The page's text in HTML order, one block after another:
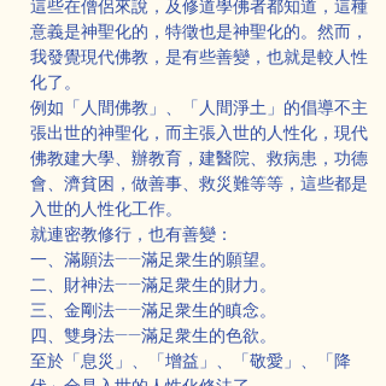
這些在僧侶來說，及修道學佛者都知道，這種
意義是神聖化的，特徵也是神聖化的。然而，
我發覺現代佛教，是有些善變，也就是較人性
化了。
例如「人間佛教」、「人間淨土」的倡導不主
張出世的神聖化，而主張入世的人性化，現代
佛教建大學、辦教育，建醫院、救病患，功德
會、濟貧困，做善事、救災難等等，這些都是
入世的人性化工作。
就連密教修行，也有善變：
一、滿願法——滿足衆生的願望。
二、財神法——滿足衆生的財力。
三、金剛法——滿足衆生的瞋念。
四、雙身法——滿足衆生的色欲。
至於「息災」、「增益」、「敬愛」、「降